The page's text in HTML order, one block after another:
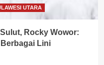
UTARA
Rocky Wowor:
Lini